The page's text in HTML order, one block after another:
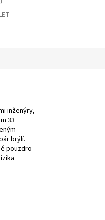
inženýry,
33
brýlí.
pouzdro